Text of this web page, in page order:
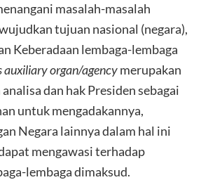
masalah-masalah
tujuan nasional (negara),
Keberadaan lembaga-lembaga
auxiliary organ/agencymerupakan
dan hak Presiden sebagai
untuk mengadakannya,
Negara lainnya dalam hal ini
mengawasi terhadap
lembaga dimaksud.